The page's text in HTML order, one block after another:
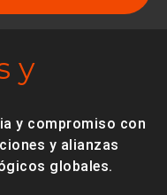
y
y compromiso con
y alianzas
globales.